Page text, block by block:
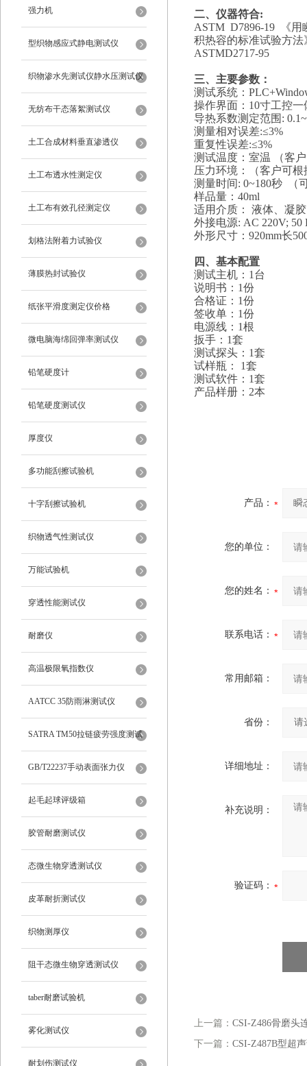
强力机
型织物感应式静电测试仪
织物渗水先测试仪静水压测试仪
无纺布干态落絮测试仪
土工合成材料垂直渗透仪
土工布透水性测定仪
土工布有效孔径测定仪
划格法附着力试验仪
薄膜热封试验仪
纸张平滑度测定仪价格
微电脑海绵回弹率测试仪
铅笔硬度计
铅笔硬度测试仪
厚度仪
多功能刮擦试验机
十字刮擦试验机
织物透气性测试仪
万能试验机
穿透性能测试仪
耐磨仪
高温极限氧指数仪
AATCC 35防雨淋测试仪
SATRA TM50拉链疲劳强度测试
仪
GB/T22237手动表面张力仪
起毛起球评级箱
胶管耐磨测试仪
态微生物穿透测试仪
皮革耐折测试仪
织物测厚仪
阻干态微生物穿透测试仪
taber耐磨试验机
雾化测试仪
耐划伤测试仪
二、仪器符合:
ASTM D7896-19 《用
积热容的标准试验方法
ASTMD2717-95
三、主要参数 ：
测试系统：
操作界面：10寸工控一
导热系数测定范围: 0.1~
测量相对误差:≤3%
重复性误差:≤3%
测试温度：室温 （客
压力环境：（客户可
测量时间: 0~180秒 （
样品量：40ml
适用介质： 液体、凝胶
外接电源: AC 220V; 50
外形尺寸：920mm长
四、基本配置
测试主机：1台
说明书：1份
合格证：1份
签收单：1份
电源线：1根
扳手：1套
测试探头：1套
试样瓶： 1套
测试软件：1套
产品样册：2本
产品：
您的单位：
您的姓名：
联系电话：
常用邮箱：
省份：
详细地址：
补充说明：
验证码：
上一篇： CSI-Z486骨磨头
下一篇： CSI-Z487B型超